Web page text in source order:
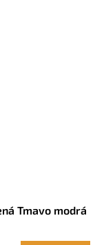
Tmavo modrá